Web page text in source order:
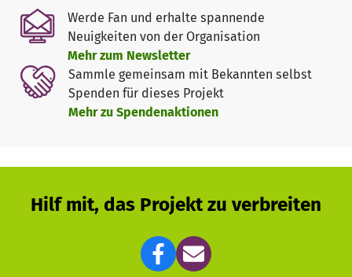
Werde Fan und erhalte spannende
Neuigkeiten von der Organisation
Mehr zum Newsletter
Sammle gemeinsam mit Bekannten selbst
Spenden für dieses Projekt
Mehr zu Spendenaktionen
Hilf mit, das Projekt zu verbreiten